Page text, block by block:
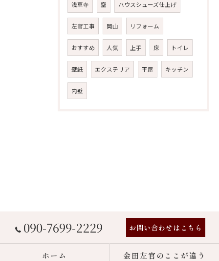
浅草寺 空 ハウスシューズ仕上げ
左官工事 岡山 リフォーム
おすすめ 人気 上手 床 トイレ
壁紙 エクステリア 平屋 キッチン
内壁
090-7699-2229 お問い合わせはこちら
ホーム 金田左官のここが違う